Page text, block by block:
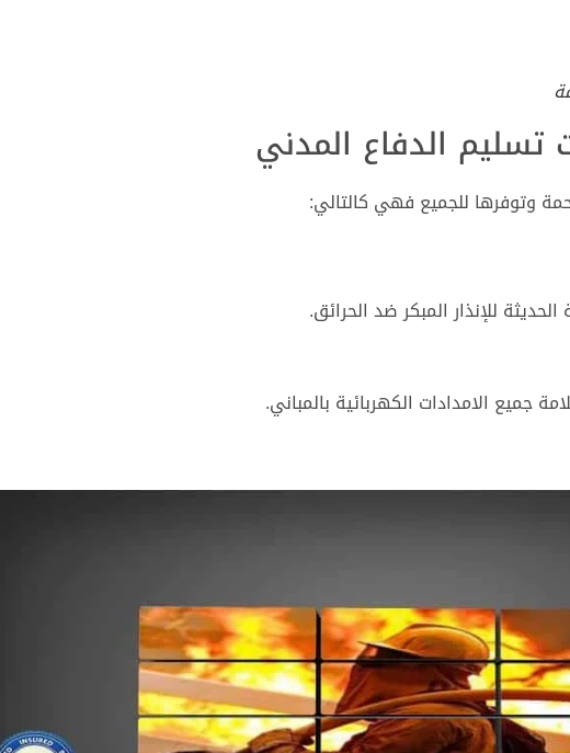
الدفاع المدني
وتوفرها للجميع فهي كالتالي:
للإنذار المبكر ضد الحرائق.
جميع الامدادات الكهربائية بالمباني.